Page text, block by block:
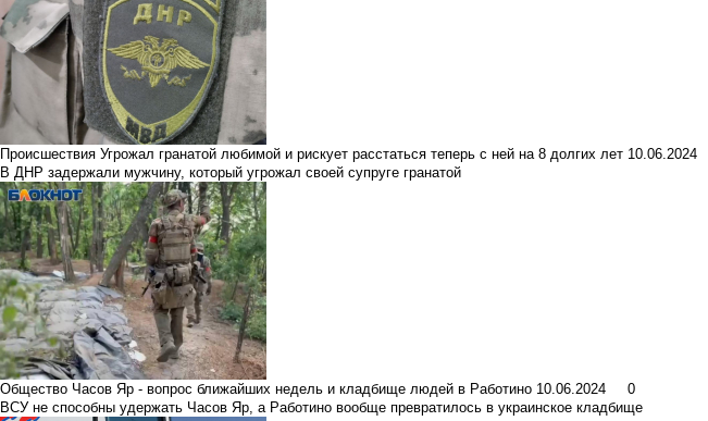
Происшествия Угрожал гранатой любимой и рискует расстаться теперь с ней на 8 долгих лет 10.06.2024
В ДНР задержали мужчину, который угрожал своей супруге гранатой
Общество Часов Яр - вопрос ближайших недель и кладбище людей в Работино 10.06.2024
0
ВСУ не способны удержать Часов Яр, а Работино вообще превратилось в украинское кладбище